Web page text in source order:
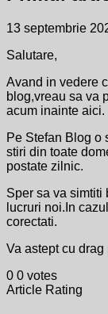
13 septembrie
Salutare,
Avand in vedere
blog,vreau sa va
acum inainte aici.
Pe Stefan Blog o
stiri din toate
postate zilnic.
Sper sa va simtiti
lucruri noi.In
corectati.
Va astept cu
0 0 votes
Article Rating